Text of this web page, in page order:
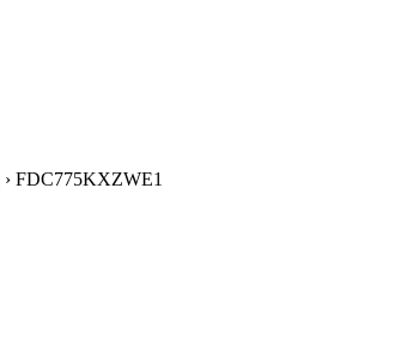
› FDC775KXZWE1